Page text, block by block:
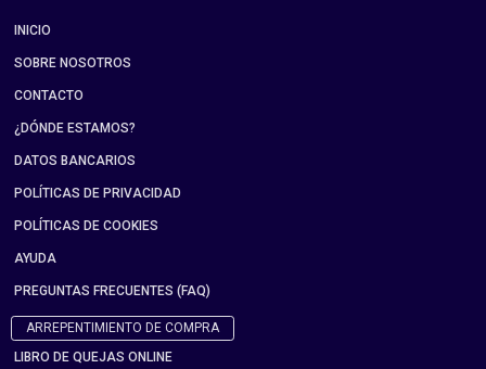
INICIO
SOBRE NOSOTROS
CONTACTO
¿DÓNDE ESTAMOS?
DATOS BANCARIOS
POLÍTICAS DE PRIVACIDAD
POLÍTICAS DE COOKIES
AYUDA
PREGUNTAS FRECUENTES (FAQ)
ARREPENTIMIENTO DE COMPRA
LIBRO DE QUEJAS ONLINE